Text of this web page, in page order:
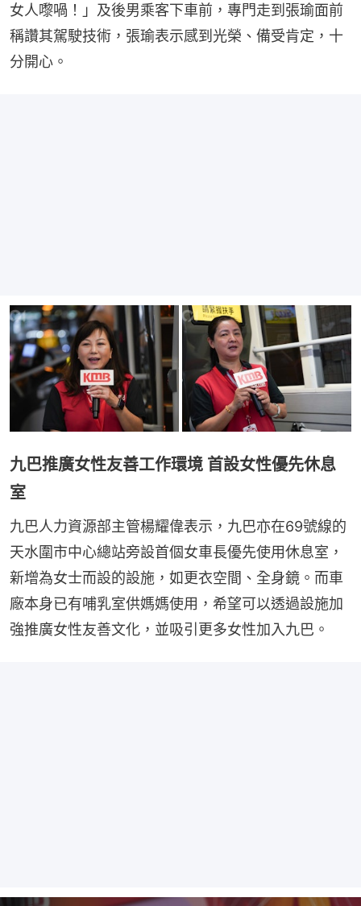
女人嚟喎！」及後男乘客下車前，專門走到張瑜面前
稱讚其駕駛技術，張瑜表示感到光榮、備受肯定，十
分開心。
九巴推廣女性友善工作環境 首設女性優先休息
室
九巴人力資源部主管楊耀偉表示，九巴亦在69號線的
天水圍市中心總站旁設首個女車長優先使用休息室，
新增為女士而設的設施，如更衣空間、全身鏡。而車
廠本身已有哺乳室供媽媽使用，希望可以透過設施加
強推廣女性友善文化，並吸引更多女性加入九巴。